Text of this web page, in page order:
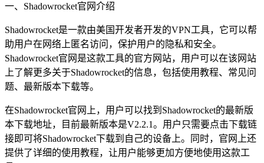
一、Shadowrocket官网介绍
Shadowrocket是一款由美国开发者开发的VPN工具，它可以帮
助用户在网络上匿名访问，保护用户的隐私和安全。
Shadowrocket官网是这款工具的官方网站，用户可以在该网站
上了解更多关于Shadowrocket的信息，包括使用教程、常见问
题、最新版本下载等。
在Shadowrocket官网上，用户可以找到Shadowrocket的最新版
本下载地址，目前最新版本是V2.2.1。用户只需要点击下载链
接即可将Shadowrocket下载到自己的设备上。同时，官网上还
提供了详细的使用教程，让用户能够更加方便地使用这款工